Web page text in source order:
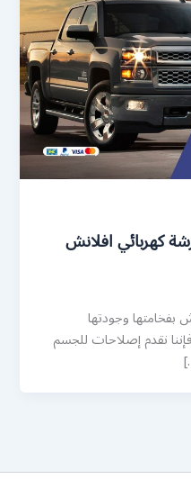
99007366 ورشة كهربائي افلانش
بفخامتها وجودتها
نقدم إصلاحات للجسم